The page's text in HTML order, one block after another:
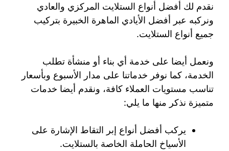
نقدم لك أفضل أنواع الستلايت المركزي والعادي
ونركبه عبر أفضل الأيادي الماهرة الخبيرة بتركيب
جميع أنواع الستلايت.
ونعمل أيضا على خدمة أي بناء أو منشأة تطلب
الخدمة، كما نوفر خدماتنا على مدار الأسبوع وبأسعار
تناسب مستويات العملاء كافة، ونقدم أيضا خدمات
متميزة نذكر منها ما يلي:
يركب أفضل أنواع إبر التقاط الإشارة على
الأسياخ الحاملة الخاصة بالستلايت.